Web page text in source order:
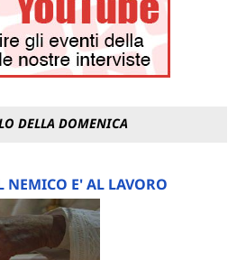
DELLA DOMENICA
E' AL LAVORO